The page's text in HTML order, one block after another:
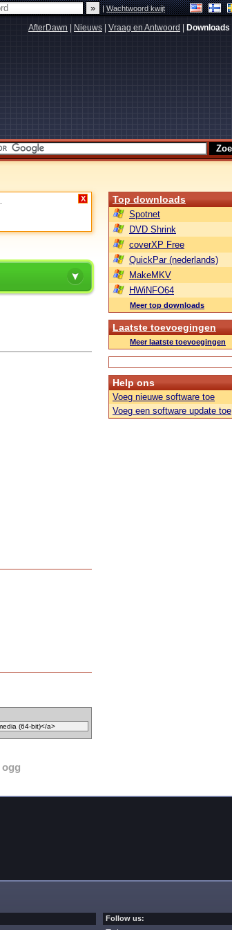
|Wachtwoord kwijt
AfterDawn Nieuws Vraag en Antwoord Downloads
X
ogg
Top downloads
Spotnet
DVD Shrink
coverXP Free
QuickPar (nederlands)
MakeMKV
HWiNFO64
Meer top downloads
Laatste toevoegingen
Meer laatste toevoegingen
Help ons
Voeg nieuwe software toe
Voeg een software update toe
Follow us: